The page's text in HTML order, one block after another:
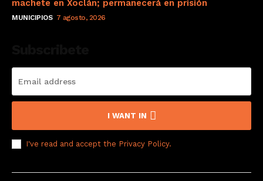
machete en Xoclán; permanecerá en prisión
MUNICIPIOS 7 agosto, 2026
I WANT IN
I've read and accept the Privacy Policy.